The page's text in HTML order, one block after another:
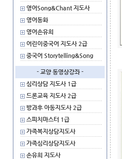
영어Song&Chant 지도사
영어동화
영어손유희
어린이중국어 지도사 2급
중국어 Storytelling&Song
- 교양 동영상강좌 -
심리상담 지도사 1급
드론교육 지도사 2급
방과후 아동지도사 2급
스피치마스터 1급
가족복지상담지도사
가족심리상담지도사
손유희 지도사